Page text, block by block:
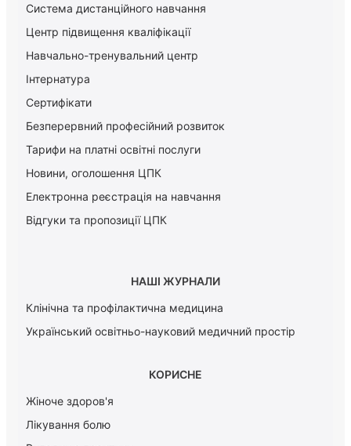
Система дистанційного навчання
Центр підвищення кваліфікації
Навчально-тренувальний центр
Інтернатура
Сертифікати
Безперервний професійний розвиток
Тарифи на платні освітні послуги
Новини, оголошення ЦПК
Електронна реєстрація на навчання
Відгуки та пропозиції ЦПК
НАШІ ЖУРНАЛИ
Клінічна та профілактична медицина
Український освітньо-науковий медичний простір
КОРИСНЕ
Жіноче здоров'я
Лікування болю